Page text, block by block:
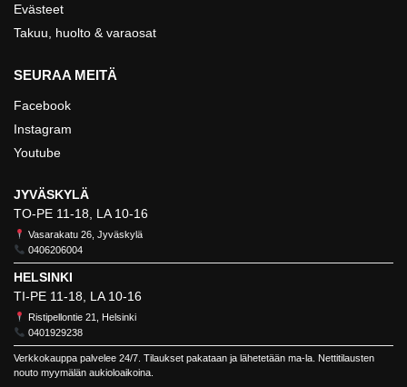
Evästeet
Takuu, huolto & varaosat
SEURAA MEITÄ
Facebook
Instagram
Youtube
JYVÄSKYLÄ
TO-PE 11-18, LA 10-16
Vasarakatu 26, Jyväskylä
0406206004
HELSINKI
TI-PE 11-18, LA 10-16
Ristipellontie 21, Helsinki
0401929238
Verkkokauppa palvelee 24/7. Tilaukset pakataan ja lähetetään ma-la. Nettitilausten
nouto myymälän aukioloaikoina.